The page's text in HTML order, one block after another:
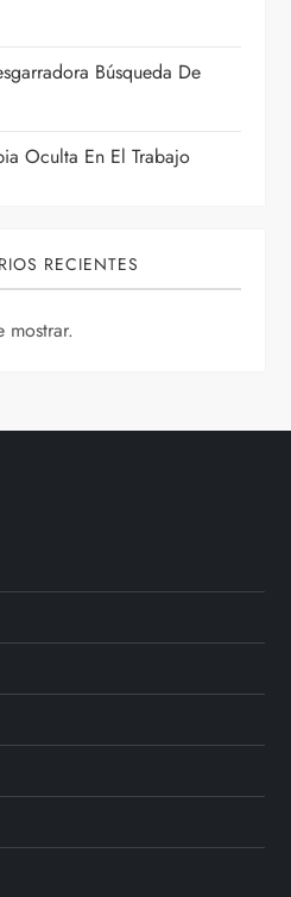
Búsqueda De
Oculta En El Trabajo
RECIENTES
mostrar.